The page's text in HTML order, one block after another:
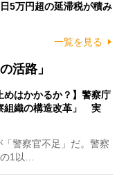
5万円超の延滞税が積み
一覧を見る
活路」
めはかかるか？】警察庁
組織の構造改革」 実
警察官不足」だ。警察
の1以…